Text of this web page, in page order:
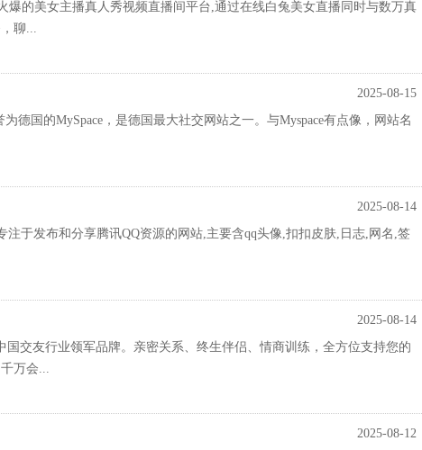
爆的美女主播真人秀视频直播间平台,通过在线白兔美女直播同时与数万真
聊...
2025-08-15
为德国的MySpace，是德国最大社交网站之一。与Myspace有点像，网站名
2025-08-14
注于发布和分享腾讯QQ资源的网站,主要含qq头像,扣扣皮肤,日志,网名,签
2025-08-14
国交友行业领军品牌。亲密关系、终生伴侣、情商训练，全方位支持您的
万会...
2025-08-12